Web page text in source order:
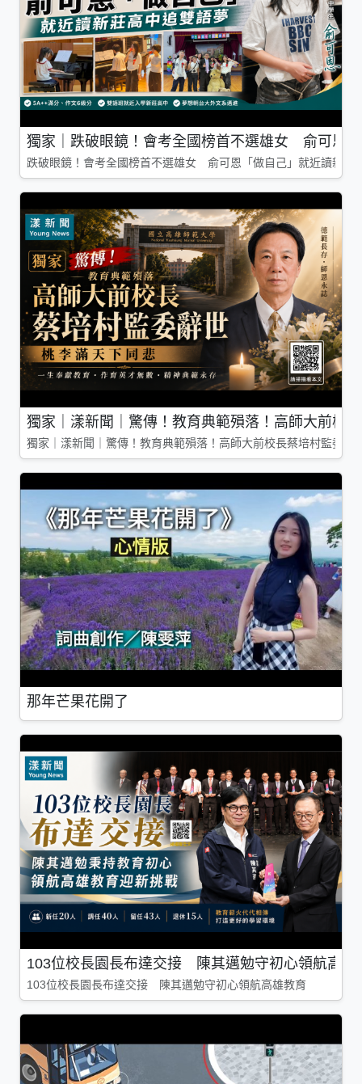
獨家｜跌破眼鏡！會考全國榜首不選雄女 俞可恩
跌破眼鏡！會考全國榜首不選雄女 俞可恩「做自己」就近讀新莊
獨家｜漾新聞｜驚傳！教育典範殞落！高師大前校
獨家｜漾新聞｜驚傳！教育典範殞落！高師大前校長蔡培村監委
那年芒果花開了
103位校長園長布達交接 陳其邁勉守初心領航高雄
103位校長園長布達交接 陳其邁勉守初心領航高雄教育